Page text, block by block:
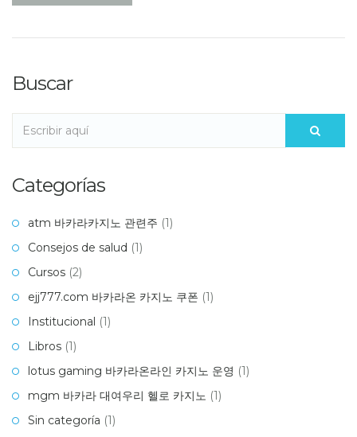
Buscar
Categorías
atm 바카라카지노 관련주 (1)
Consejos de salud (1)
Cursos (2)
ejj777.com 바카라온 카지노 쿠폰 (1)
Institucional (1)
Libros (1)
lotus gaming 바카라온라인 카지노 운영 (1)
mgm 바카라 대여우리 헬로 카지노 (1)
Sin categoría (1)